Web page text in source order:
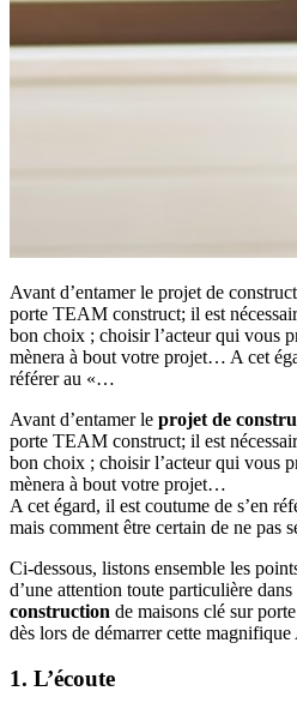
Avant d’entamer le projet de
porte TEAM construct; il est
bon choix ; choisir l’acteur qui vous
mènera à bout votre projet… A cet
référer au «…
Avant d’entamer le projet de
porte TEAM construct; il est
bon choix ; choisir l’acteur qui vous
mènera à bout votre projet…
A cet égard, il est coutume de s’en
mais comment être certain de ne pas
Ci-dessous, listons ensemble les
d’une attention toute particulière
construction de maisons clé sur
dès lors de démarrer cette magnifique
1. L’écoute